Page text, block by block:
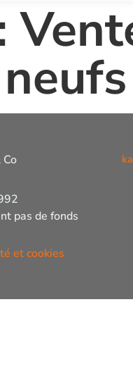
pas de fonds
et cookies